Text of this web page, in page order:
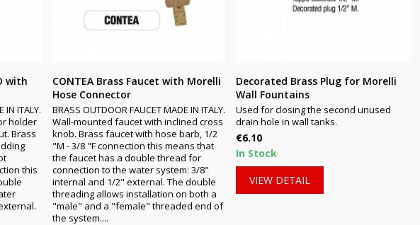
with
IN ITALY.
holder
Brass
this
CONTEA Brass Faucet with Morelli
Hose Connector
BRASS OUTDOOR FAUCET MADE IN ITALY.
Wall-mounted faucet with inclined cross
knob. Brass faucet with hose barb, 1/2
"M - 3/8 "F connection this means that
the faucet has a double thread for
connection to the water system: 3/8"
internal and 1/2" external. The double
threading allows installation on both a
"male" and a "female" threaded end of
the system....
Decorated Brass Plug for Morelli
Wall Fountains
Used for closing the second unused
drain hole in wall tanks.
Price
€6.10
In Stock
VIEW DETAIL